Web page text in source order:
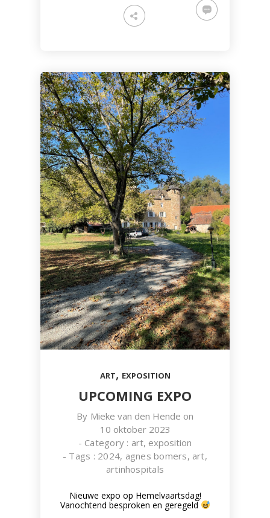
ART, EXPOSITION
UPCOMING EXPO
By Mieke van den Hende on
10 oktober 2023
- Category : art, exposition
- Tags : 2024, agnes bomers, art,
artinhospitals
Nieuwe expo op Hemelvaartsdag!
Vanochtend besproken en geregeld